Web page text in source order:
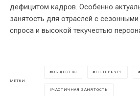
дефицитом кадров. Особенно
занятость для отраслей с
спроса и высокой текучестью
МЕТКИ
ОБЩЕСТВО ПЕТЕРБУРГ
ЧАСТИЧНАЯ ЗАНЯТОСТЬ